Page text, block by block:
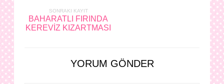
SONRAKI KAYIT
BAHARATLI FIRINDA
KEREVİZ KIZARTMASI
YORUM GÖNDER